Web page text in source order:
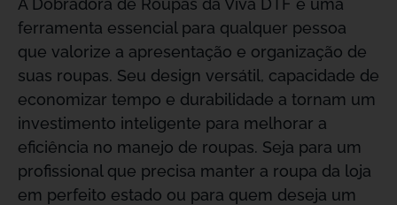
A Dobradora de Roupas da Viva DTF é uma
ferramenta essencial para qualquer pessoa
que valorize a apresentação e organização de
suas roupas. Seu design versátil, capacidade de
economizar tempo e durabilidade a tornam um
investimento inteligente para melhorar a
eficiência no manejo de roupas. Seja para um
profissional que precisa manter a roupa da loja
em perfeito estado ou para quem deseja um